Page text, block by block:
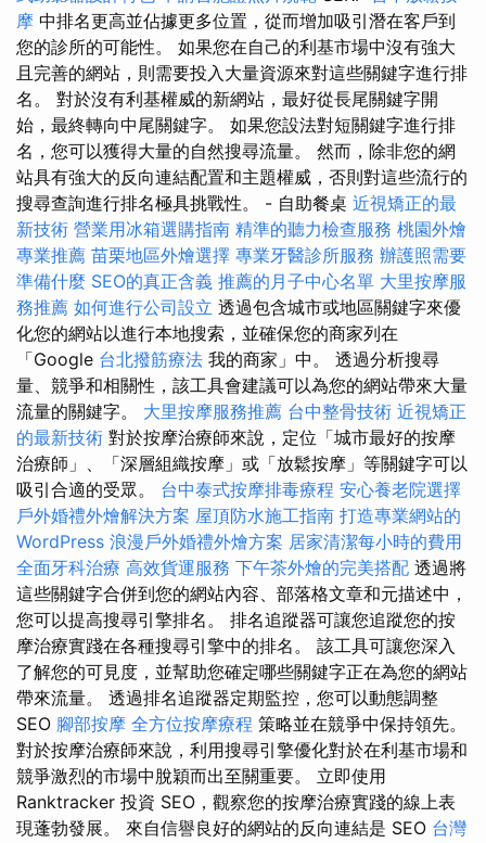
摩 中排名更高並佔據更多位置，從而增加吸引潛在客戶到
您的診所的可能性。 如果您在自己的利基市場中沒有強大
且完善的網站，則需要投入大量資源來對這些關鍵字進行排
名。 對於沒有利基權威的新網站，最好從長尾關鍵字開
始，最終轉向中尾關鍵字。 如果您設法對短關鍵字進行排
名，您可以獲得大量的自然搜尋流量。 然而，除非您的網
站具有強大的反向連結配置和主題權威，否則對這些流行的
搜尋查詢進行排名極具挑戰性。 - 自助餐桌 近視矯正的最
新技術 營業用冰箱選購指南 精準的聽力檢查服務 桃園外燴
專業推薦 苗栗地區外燴選擇 專業牙醫診所服務 辦護照需要
準備什麼 SEO的真正含義 推薦的月子中心名單 大里按摩服
務推薦 如何進行公司設立 透過包含城市或地區關鍵字來優
化您的網站以進行本地搜索，並確保您的商家列在
「Google 台北撥筋療法 我的商家」中。 透過分析搜尋
量、競爭和相關性，該工具會建議可以為您的網站帶來大量
流量的關鍵字。 大里按摩服務推薦 台中整骨技術 近視矯正
的最新技術 對於按摩治療師來說，定位「城市最好的按摩
治療師」、「深層組織按摩」或「放鬆按摩」等關鍵字可以
吸引合適的受眾。 台中泰式按摩排毒療程 安心養老院選擇
戶外婚禮外燴解決方案 屋頂防水施工指南 打造專業網站的
WordPress 浪漫戶外婚禮外燴方案 居家清潔每小時的費用
全面牙科治療 高效貨運服務 下午茶外燴的完美搭配 透過將
這些關鍵字合併到您的網站內容、部落格文章和元描述中，
您可以提高搜尋引擎排名。 排名追蹤器可讓您追蹤您的按
摩治療實踐在各種搜尋引擎中的排名。 該工具可讓您深入
了解您的可見度，並幫助您確定哪些關鍵字正在為您的網站
帶來流量。 透過排名追蹤器定期監控，您可以動態調整
SEO 腳部按摩 全方位按摩療程 策略並在競爭中保持領先。
對於按摩治療師來說，利用搜尋引擎優化對於在利基市場和
競爭激烈的市場中脫穎而出至關重要。 立即使用
Ranktracker 投資 SEO，觀察您的按摩治療實踐的線上表
現蓬勃發展。 來自信譽良好的網站的反向連結是 SEO 台灣